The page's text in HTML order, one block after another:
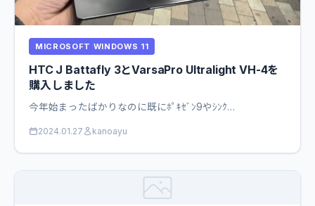
MICROSOFT WINDOWS 11
HTC J Battafly 3とVarsaPro Ultralight VH-4を
購入しました
今年始まったばかりなのに既にﾎﾟｷｾﾞﾝ9やｼﾝｸ…
2024.01.27 kanoayu